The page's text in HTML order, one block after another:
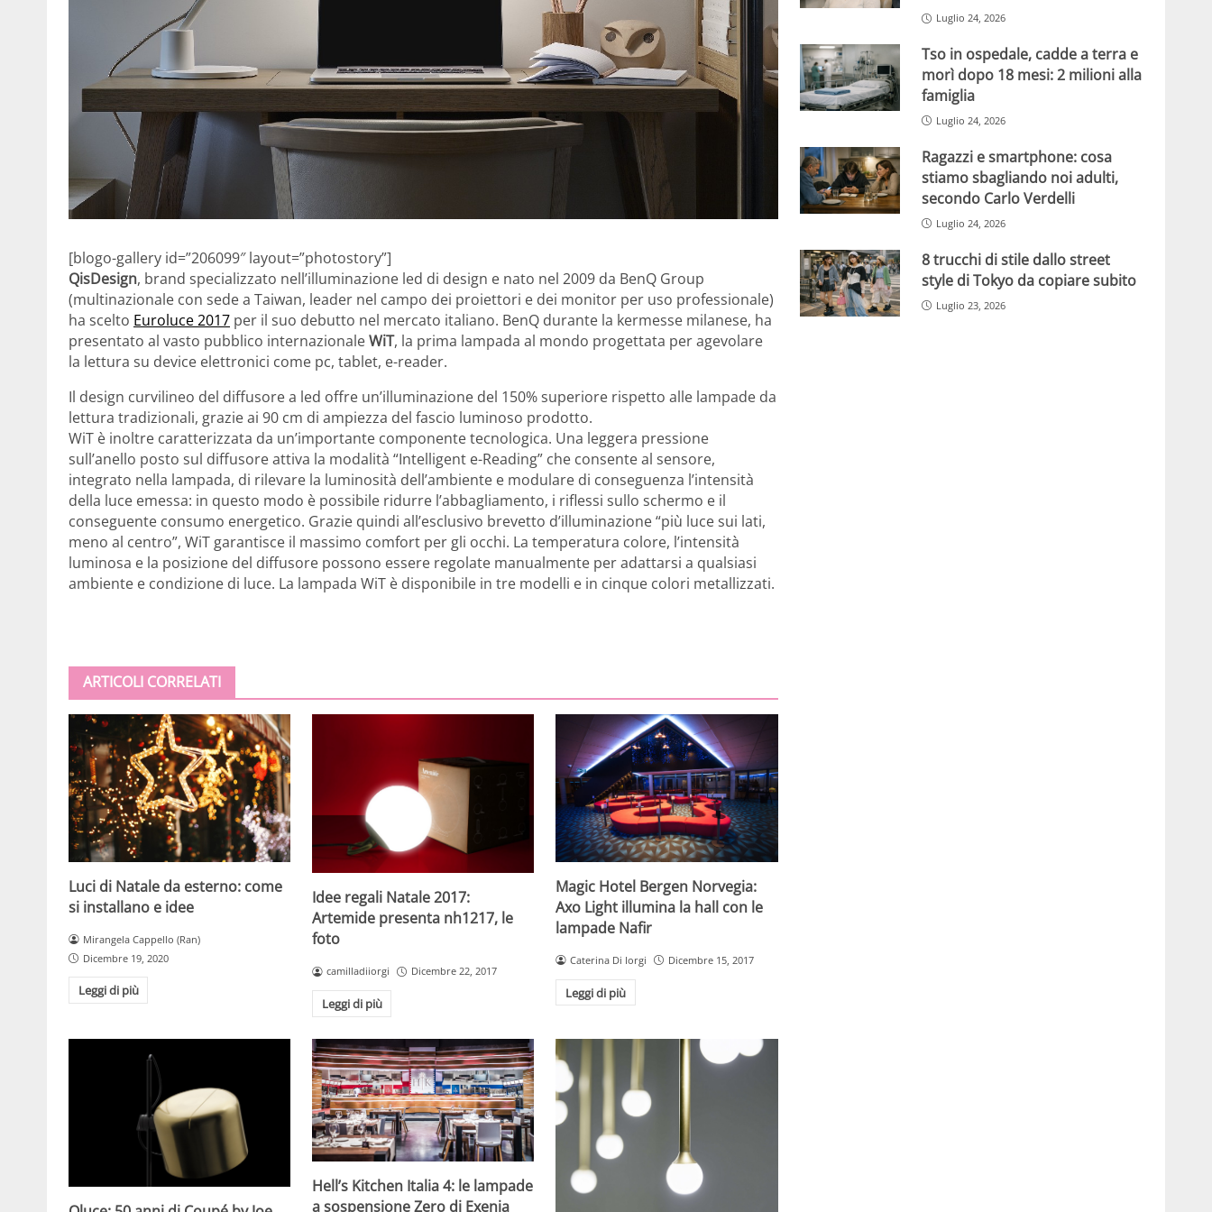
[blogo-gallery id=”206099″ layout=”photostory”]
QisDesign, brand specializzato nell’illuminazione led di design e nato nel 2009 da BenQ Group
(multinazionale con sede a Taiwan, leader nel campo dei proiettori e dei monitor per uso professionale)
ha scelto Euroluce 2017 per il suo debutto nel mercato italiano. BenQ durante la kermesse milanese, ha
presentato al vasto pubblico internazionaleWiT, la prima lampada al mondo progettata per agevolare
la lettura su device elettronici come pc, tablet, e-reader.
Il design curvilineo del diffusore a led offre un’illuminazione del 150% superiore rispetto alle lampade da
lettura tradizionali, grazie ai 90 cm di ampiezza del fascio luminoso prodotto.
WiT è inoltre caratterizzata da un’importante componente tecnologica. Una leggera pressione
sull’anello posto sul diffusore attiva la modalità “Intelligent e-Reading” che consente al sensore,
integrato nella lampada, di rilevare la luminosità dell’ambiente e modulare di conseguenza l’intensità
della luce emessa: in questo modo è possibile ridurre l’abbagliamento, i riflessi sullo schermo e il
conseguente consumo energetico. Grazie quindi all’esclusivo brevetto d’illuminazione “più luce sui lati,
meno al centro”, WiT garantisce il massimo comfort per gli occhi. La temperatura colore, l’intensità
luminosa e la posizione del diffusore possono essere regolate manualmente per adattarsi a qualsiasi
ambiente e condizione di luce. La lampada WiT è disponibile in tre modelli e in cinque colori metallizzati.
ARTICOLI CORRELATI
Luci di Natale da esterno: come
si installano e idee
Mirangela Cappello (Ran)
Dicembre 19, 2020
Leggi di più
Idee regali Natale 2017:
Artemide presenta nh1217, le
foto
camilladiiorgi Dicembre 22, 2017
Leggi di più
Magic Hotel Bergen Norvegia:
Axo Light illumina la hall con le
lampade Nafir
Caterina Di Iorgi Dicembre 15, 2017
Leggi di più
Hell’s Kitchen Italia 4: le lampade
a sospensione Zero di Exenia
Luglio 24, 2026
Tso in ospedale, cadde a terra e
morì dopo 18 mesi: 2 milioni alla
famiglia
Luglio 24, 2026
Ragazzi e smartphone: cosa
stiamo sbagliando noi adulti,
secondo Carlo Verdelli
Luglio 24, 2026
8 trucchi di stile dallo street
style di Tokyo da copiare subito
Luglio 23, 2026